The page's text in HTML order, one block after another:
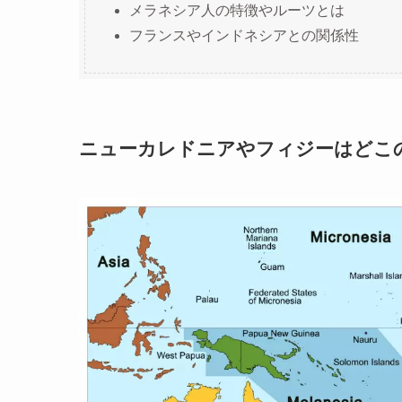
メラネシア人の特徴やルーツとは
フランスやインドネシアとの関係性
ニューカレドニアやフィジーはどこ